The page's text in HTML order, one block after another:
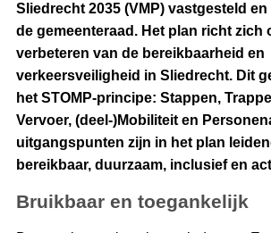
Sliedrecht 2035 (VMP) vastgesteld
de gemeenteraad. Het plan richt zich
verbeteren van de bereikbaarheid en
verkeersveiligheid in Sliedrecht. Dit
het STOMP-principe: Stappen,
Vervoer, (deel-)Mobiliteit en
uitgangspunten zijn in het plan
bereikbaar, duurzaam, inclusief en
Bruikbaar en toegankelijk